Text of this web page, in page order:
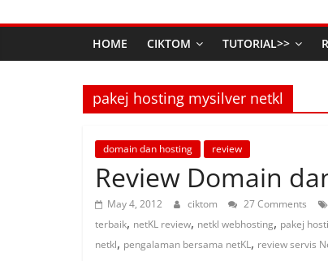
HOME CIKTOM TUTORIAL>>
pakej hosting mysilver netkl
domain dan hosting review
Review Domain
May 4, 2012 ciktom 27 Comments
terbaik, netKL review, netkl webhosting, pakej
netkl, pengalaman bersama netKL, review servis